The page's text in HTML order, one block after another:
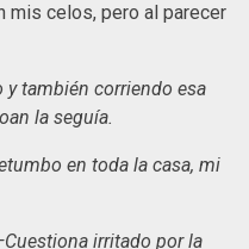
mis celos, pero al parecer
y también corriendo esa
la seguía.
en toda la casa, mi
irritado por la